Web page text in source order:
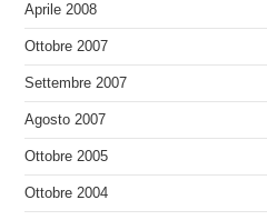
Aprile 2008
Ottobre 2007
Settembre 2007
Agosto 2007
Ottobre 2005
Ottobre 2004